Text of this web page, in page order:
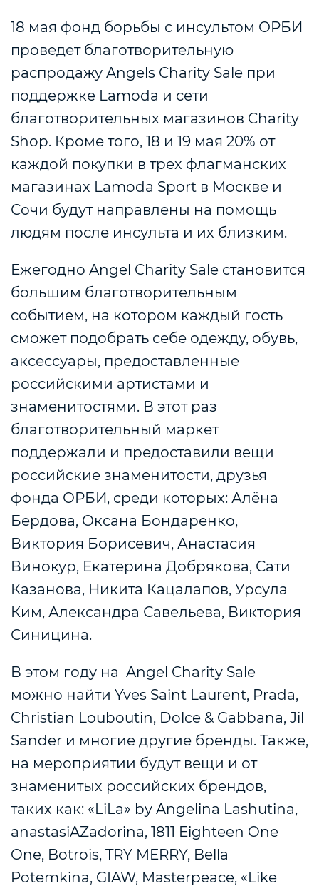
18 мая фонд борьбы с инсультом ОРБИ
проведет благотворительную
распродажу Angels Charity Sale при
поддержке Lamoda и сети
благотворительных магазинов Charity
Shop. Кроме того, 18 и 19 мая 20% от
каждой покупки в трех флагманских
магазинах Lamoda Sport в Москве и
Сочи будут направлены на помощь
людям после инсульта и их близким.
Ежегодно Angel Charity Sale становится
большим благотворительным
событием, на котором каждый гость
сможет подобрать себе одежду, обувь,
аксессуары, предоставленные
российскими артистами и
знаменитостями. В этот раз
благотворительный маркет
поддержали и предоставили вещи
российские знаменитости, друзья
фонда ОРБИ, среди которых: Алёна
Бердова, Оксана Бондаренко,
Виктория Борисевич, Анастасия
Винокур, Екатерина Добрякова, Сати
Казанова, Никита Кацалапов, Урсула
Ким, Александра Савельева, Виктория
Синицина.
В этом году на Angel Charity Sale
можно найти Yves Saint Laurent, Prada,
Christian Louboutin, Dolce & Gabbana, Jil
Sander и многие другие бренды. Также,
на мероприятии будут вещи и от
знаменитых российских брендов,
таких как: «LiLa» by Angelina Lashutina,
anastasiAZadorina, 1811 Eighteen One
One, Botrois, TRY MERRY, Bella
Potemkina, GIAW, Masterpeace, «Like